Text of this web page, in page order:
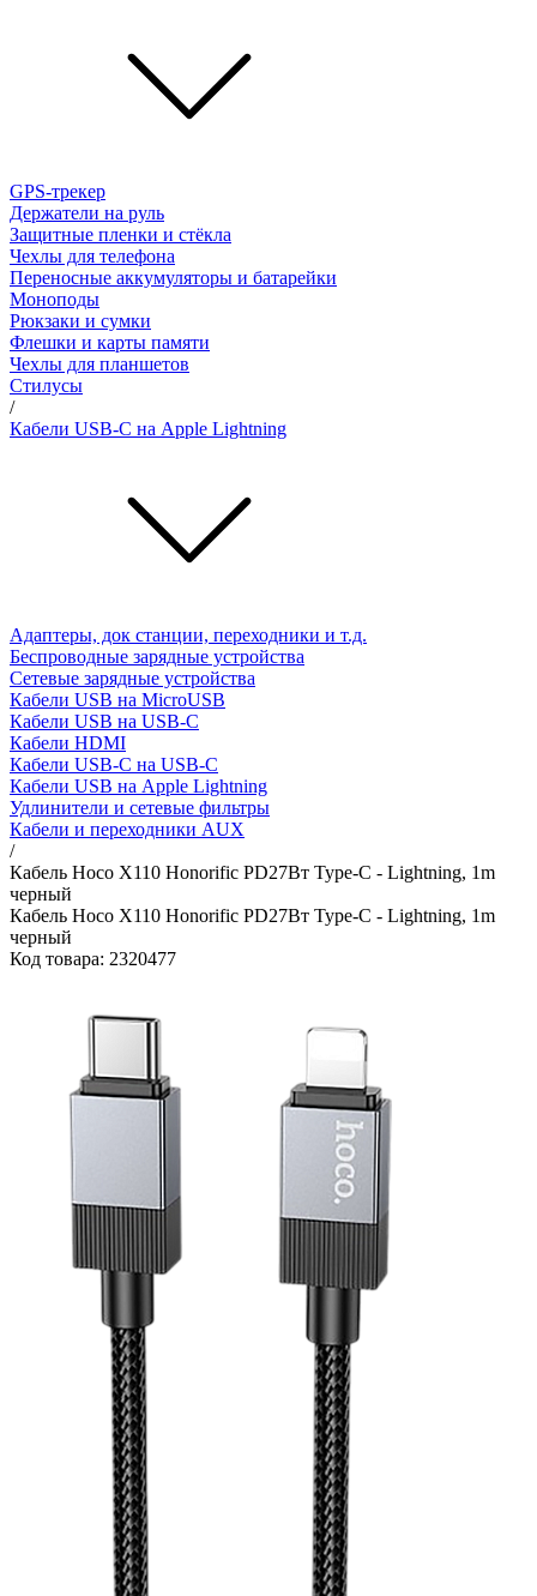
GPS-трекер
Держатели на руль
Защитные пленки и стёкла
Чехлы для телефона
Переносные аккумуляторы и батарейки
Моноподы
Рюкзаки и сумки
Флешки и карты памяти
Чехлы для планшетов
Стилусы
/
Кабели USB-C на Apple Lightning
Адаптеры, док станции, переходники и т.д.
Беспроводные зарядные устройства
Сетевые зарядные устройства
Кабели USB на MicroUSB
Кабели USB на USB-C
Кабели HDMI
Кабели USB-C на USB-C
Кабели USB на Apple Lightning
Удлинители и сетевые фильтры
Кабели и переходники AUX
/
Кабель Hoco X110 Honorific PD27Вт Type-C - Lightning, 1m
черный
Кабель Hoco X110 Honorific PD27Вт Type-C - Lightning, 1m
черный
Код товара: 2320477